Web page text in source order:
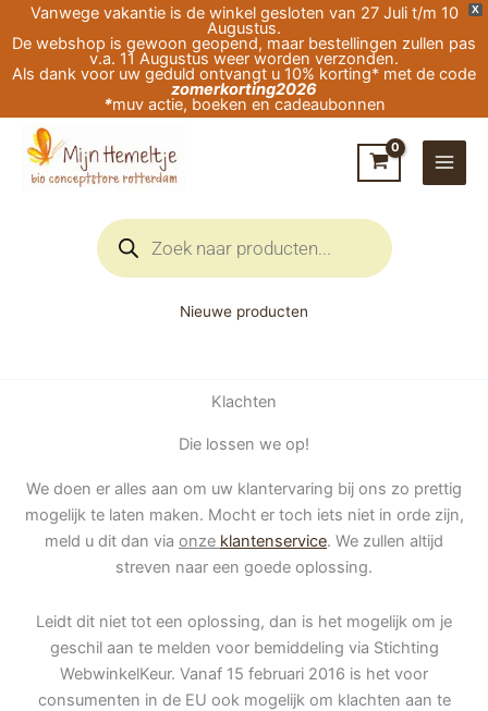
X
Vanwege vakantie is de winkel gesloten van 27 Juli t/m 10
Augustus.
De webshop is gewoon geopend, maar bestellingen zullen pas
v.a. 11 Augustus weer worden verzonden.
Als dank voor uw geduld ontvangt u 10% korting* met de code
zomerkorting2026
*muv actie, boeken en cadeaubonnen
naar
de
zoeken
Nieuwe producten
Klachten
Die lossen we op!
We doen er alles aan om uw klantervaring bij ons zo prettig
mogelijk te laten maken. Mocht er toch iets niet in orde zijn,
meld u dit dan via onze klantenservice. We zullen altijd
streven naar een goede oplossing.
Leidt dit niet tot een oplossing, dan is het mogelijk om je
geschil aan te melden voor bemiddeling via Stichting
WebwinkelKeur. Vanaf 15 februari 2016 is het voor
consumenten in de EU ook mogelijk om klachten aan te